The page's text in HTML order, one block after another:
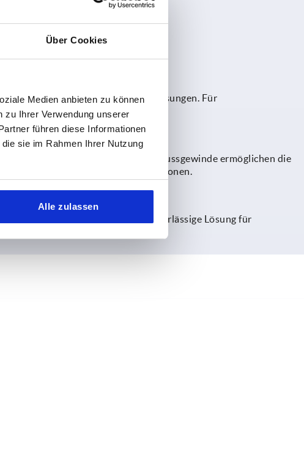
Über Cookies
Medien anbieten zu können
zu Ihrer Verwendung unserer
führen diese Informationen
sie im Rahmen Ihrer Nutzung
Alle zulassen
für wirtschaftliche Industrielösungen. Für
aus Edelstahl 1.4305 an.
erhältlich. Beidseitige Anschlussgewinde ermöglichen die
in unterschiedlichste Konstruktionen.
Damit bieten sie eine zuverlässige Lösung für